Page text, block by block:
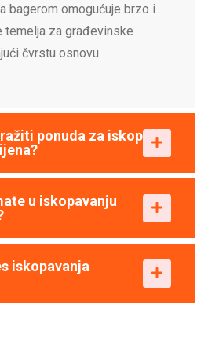
bagerom omogućuje brzo i
za građevinske
čvrstu osnovu.
ponuda za iskop
u iskopavanju
iskopavanja